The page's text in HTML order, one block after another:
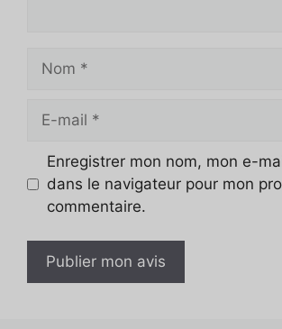
mail
Enregistrer mon nom, mon e-
dans le navigateur pour mon
commentaire.